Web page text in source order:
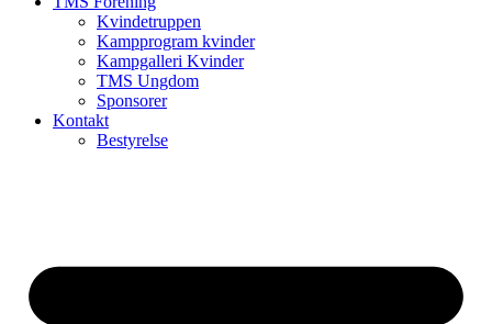
Kvindetruppen
Kampprogram kvinder
Kampgalleri Kvinder
TMS Ungdom
Sponsorer
Kontakt
Bestyrelse